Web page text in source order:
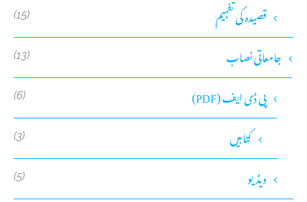
قصیدہ کی تفہیم (15)
جامعاتی نصاب (13)
پی ڈی ایف (PDF) (6)
کتابیں (3)
ویڈیو (5)